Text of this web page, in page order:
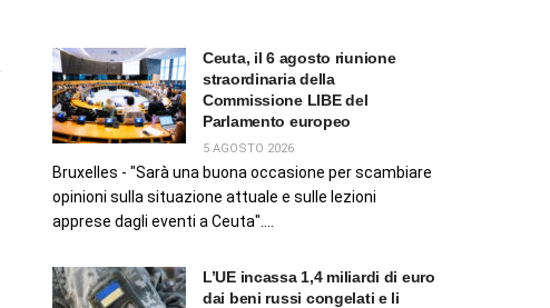
Ceuta, il 6 agosto riunione
straordinaria della
Commissione LIBE del
Parlamento europeo
5 AGOSTO 2026
Bruxelles - "Sarà una buona occasione per scambiare
opinioni sulla situazione attuale e sulle lezioni
apprese dagli eventi a Ceuta"....
L’UE incassa 1,4 miliardi di euro
dai beni russi congelati e li